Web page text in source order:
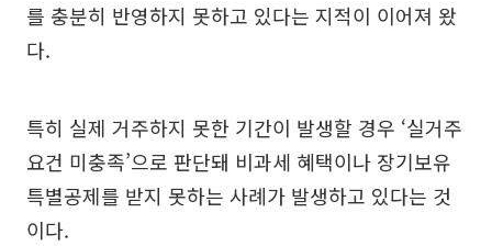
를 충분히 반영하지 못하고 있다는 지적이 이어져 왔
다.
특히 실제 거주하지 못한 기간이 발생할 경우 ‘실거주
요건 미충족’으로 판단돼 비과세 혜택이나 장기보유
특별공제를 받지 못하는 사례가 발생하고 있다는 것
이다.